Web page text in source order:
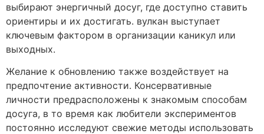
выбирают энергичный досуг, где доступно ставить
ориентиры и их достигать. вулкан выступает
ключевым фактором в организации каникул или
выходных.
Желание к обновлению также воздействует на
предпочтение активности. Консервативные
личности предрасположены к знакомым способам
досуга, в то время как любители экспериментов
постоянно исследуют свежие методы использовать